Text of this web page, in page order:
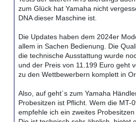
zum Glück hat Yamaha nicht
DNA dieser Maschine ist.
Die Updates haben dem 2024er
allem in Sachen Bedienung. Die
die technische Ausstattung wurde
und der Preis von 11.199 Euro geht
zu den Wettbewerbern komplett in
Also, auf geht´s zum Yamaha
Probesitzen ist Pflicht. Wem die MT-
empfehle ich ein zweites Probesitzen